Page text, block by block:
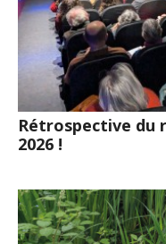
Rétrospective du
2026 !